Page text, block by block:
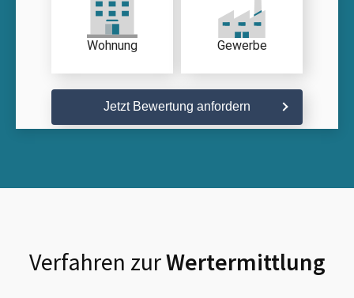
Wohnung Gewerbe
Jetzt Bewertung anfordern
Verfahren zurWertermittlung